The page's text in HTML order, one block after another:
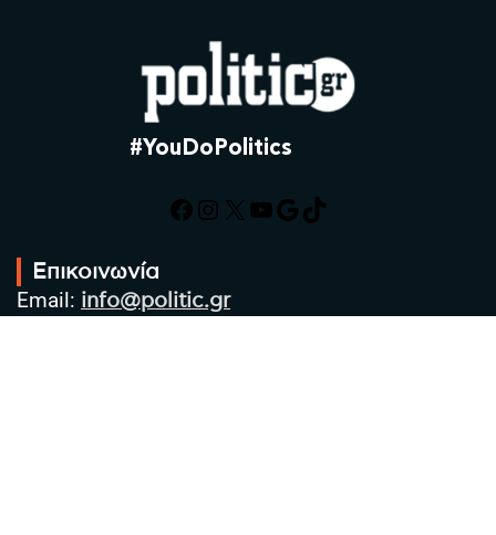
#YouDoPolitics
Facebook
Instagram
X YouTube
Google
TikTok
Επικοινωνία
Email: info@politic.gr